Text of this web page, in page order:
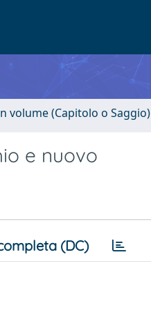
volume (Capitolo o Saggio)
e nuovo
(DC)